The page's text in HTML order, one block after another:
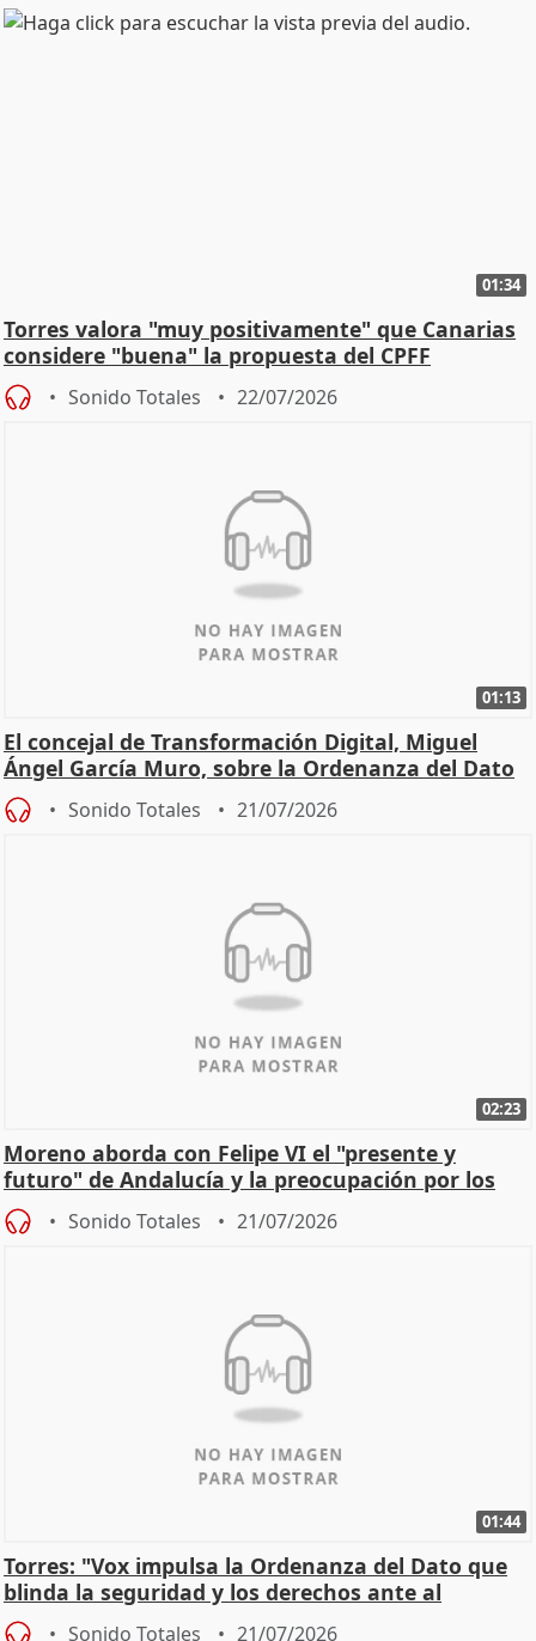
01:34
Torres valora "muy positivamente" que Canarias
considere "buena" la propuesta del CPFF
Sonido Totales 22/07/2026
01:13
El concejal de Transformación Digital, Miguel
Ángel García Muro, sobre la Ordenanza del Dato
Sonido Totales 21/07/2026
02:23
Moreno aborda con Felipe VI el "presente y
futuro" de Andalucía y la preocupación por los
incendios
Sonido Totales 21/07/2026
01:44
Torres: "Vox impulsa la Ordenanza del Dato que
blinda la seguridad y los derechos ante al
control"
Sonido Totales 21/07/2026